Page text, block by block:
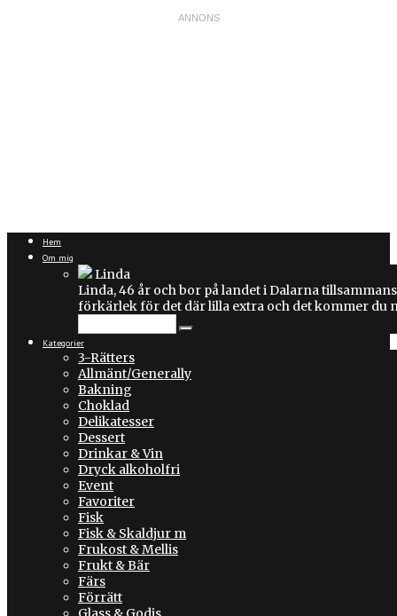
Hem
Om mig
Linda
Linda, 46 år och bor på landet i Dalarna
förkärlek för det där lilla extra och det kommer du
Kategorier
3-Rätters
Allmänt/Generally
Bakning
Choklad
Delikatesser
Dessert
Drinkar & Vin
Dryck alkoholfri
Event
Favoriter
Fisk
Fisk & Skaldjur m
Frukost & Mellis
Frukt & Bär
Färs
Förrätt